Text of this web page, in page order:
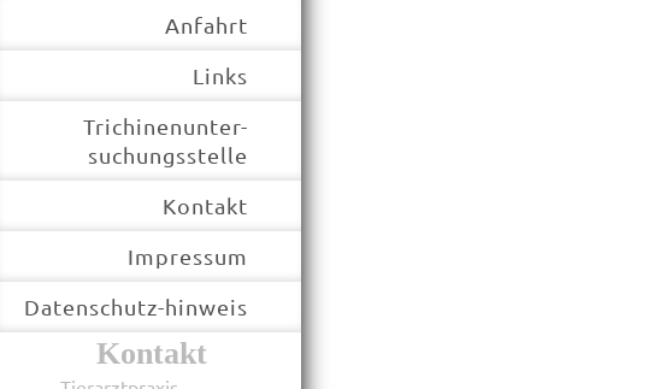
Anfahrt
Links
Trichinenunter-
suchungsstelle
Kontakt
Impressum
Datenschutz-hinweis
Kontakt